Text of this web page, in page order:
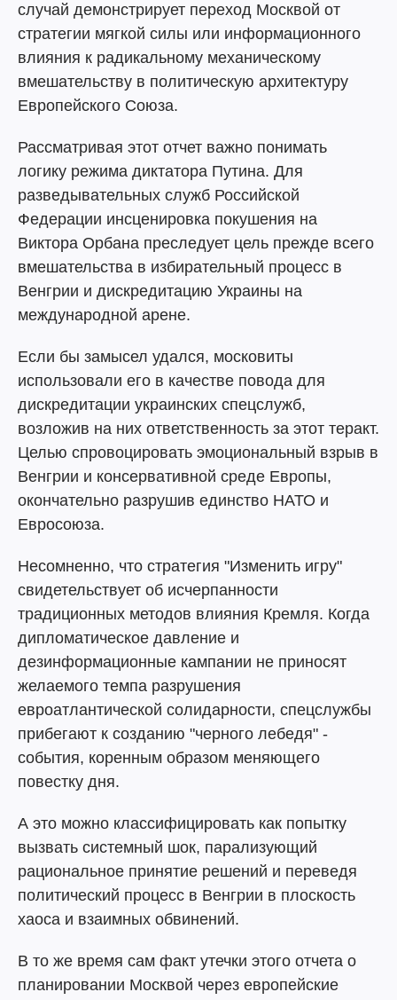
случай демонстрирует переход Москвой от
стратегии мягкой силы или информационного
влияния к радикальному механическому
вмешательству в политическую архитектуру
Европейского Союза.
Рассматривая этот отчет важно понимать
логику режима диктатора Путина. Для
разведывательных служб Российской
Федерации инсценировка покушения на
Виктора Орбана преследует цель прежде всего
вмешательства в избирательный процесс в
Венгрии и дискредитацию Украины на
международной арене.
Если бы замысел удался, московиты
использовали его в качестве повода для
дискредитации украинских спецслужб,
возложив на них ответственность за этот теракт.
Целью спровоцировать эмоциональный взрыв в
Венгрии и консервативной среде Европы,
окончательно разрушив единство НАТО и
Евросоюза.
Несомненно, что стратегия "Изменить игру"
свидетельствует об исчерпанности
традиционных методов влияния Кремля. Когда
дипломатическое давление и
дезинформационные кампании не приносят
желаемого темпа разрушения
евроатлантической солидарности, спецслужбы
прибегают к созданию "черного лебедя" -
события, коренным образом меняющего
повестку дня.
А это можно классифицировать как попытку
вызвать системный шок, парализующий
рациональное принятие решений и переведя
политический процесс в Венгрии в плоскость
хаоса и взаимных обвинений.
В то же время сам факт утечки этого отчета о
планировании Москвой через европейские